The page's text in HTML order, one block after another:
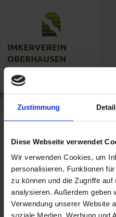
Zustimmung
Diese Webseite verwendet
Wir verwenden Cookies, um
personalisieren, Funktionen
zu können und die Zugriffe auf
analysieren. Außerdem geben
Verwendung unserer Website
soziale Medien, Werbung und
IMKERVEREIN
OBERHAUSEN
im Imkerverband Rheinland
ZUM INHALT SPRINGEN
Du befindest Dich hier:Home»
Suche Nahe... Daten